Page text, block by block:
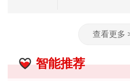
查看更多
智能推荐